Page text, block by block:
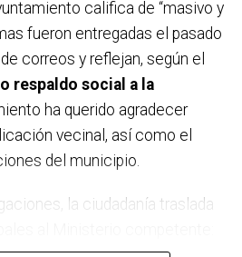
califica de “masivo y
fueron entregadas el pasado
correos y reflejan, según el
respaldo social a la
ha querido agradecer
vecinal, así como el
del municipio.
la ciudadanía traslada